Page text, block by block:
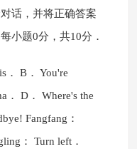
话，并将正确答案
小题0分，共10分．
． B． You're
． D． Where's the
Fangfang：
： Turn left．